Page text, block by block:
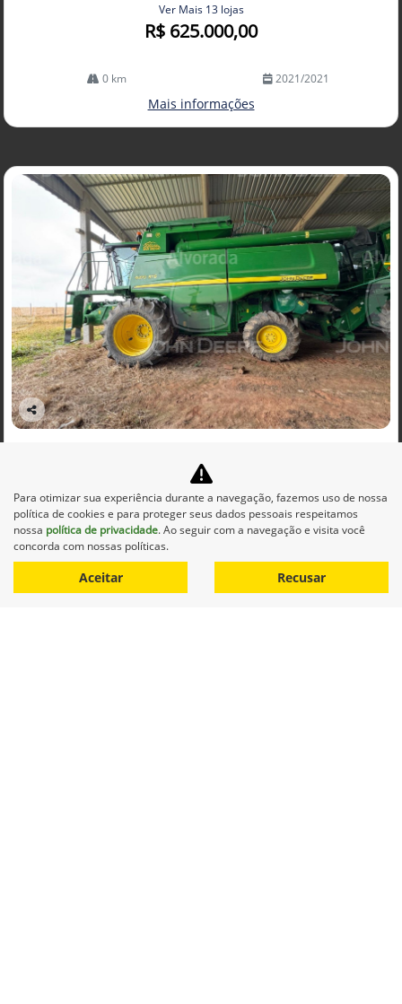
Ver Mais 13 lojas
R$ 625.000,00
0 km 2021/2021
Mais informações
Co
BGE_00002 - COLHEITADEIRA MOD. 9470 / PLATAFORMA DE
CORTE 625R ANO 2013
Alvorada John Deere - São Borja
Ver Mais 13 lojas
R$ 1.062.500,00
0 km 2013/2013
Para otimizar sua experiência durante a navegação, fazemos uso de nossa
política de cookies e para proteger seus dados pessoais respeitamos
nossa política de privacidade. Ao seguir com a navegação e visita você
concorda com nossas políticas.
Aceitar Recusar